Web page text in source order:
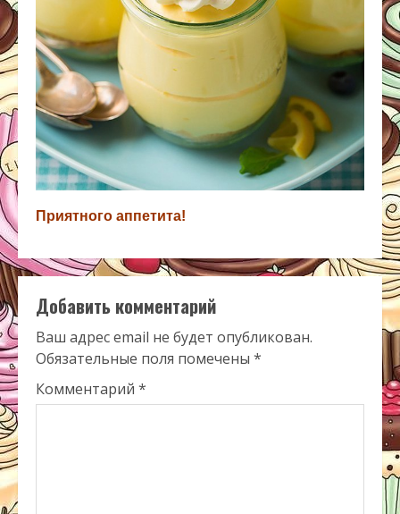
Приятного аппетита!
Добавить комментарий
Ваш адрес email не будет опубликован.
Обязательные поля помечены *
Комментарий *